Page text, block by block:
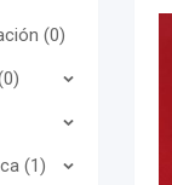
(0)
(1)